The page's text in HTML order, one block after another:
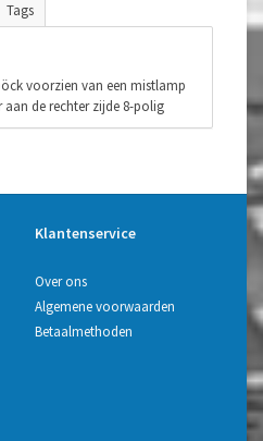
Tags
voorzien van een mistlamp
de rechter zijde 8-polig
Klantenservice
Over ons
Algemene voorwaarden
Betaalmethoden